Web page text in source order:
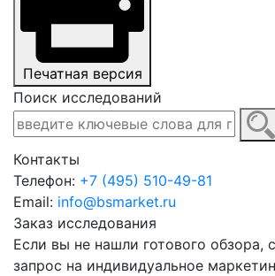
Печатная версия
Поиск исследований
Контакты
Телефон: +7 (495) 510-49-81
Email: info@bsmarket.ru
Заказ исследования
Если вы не нашли готового обзора,
запрос на индивидуальное